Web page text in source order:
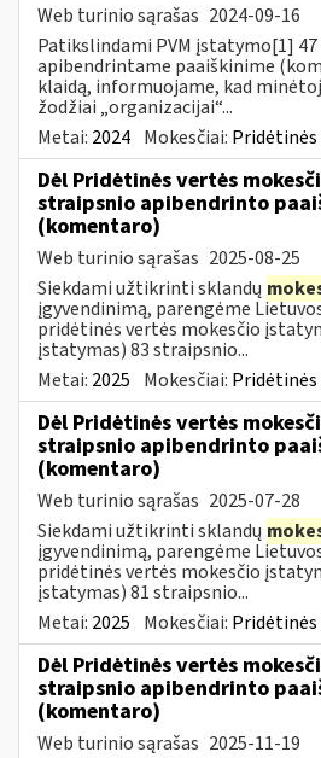
Web turinio sąrašas 2024-09-16
Patikslindami PVM įstatymo[1]
apibendrintame paaiškinime
klaidą, informuojame, kad
žodžiai „organizacijai“...
Metai: 2024 Mokesčiai:
Dėl Pridėtinės vertės
straipsnio apibendrinto
(komentaro)
Web turinio sąrašas 2025-08-25
Siekdami užtikrinti sklandų
įgyvendinimą, parengėme
pridėtinės vertės mokesčio
įstatymas) 83 straipsnio...
Metai: 2025 Mokesčiai:
Dėl Pridėtinės vertės
straipsnio apibendrinto
(komentaro)
Web turinio sąrašas 2025-07-28
Siekdami užtikrinti sklandų
įgyvendinimą, parengėme
pridėtinės vertės mokesčio
įstatymas) 81 straipsnio...
Metai: 2025 Mokesčiai:
Dėl Pridėtinės vertės
straipsnio apibendrinto
(komentaro)
Web turinio sąrašas 2025-11-19